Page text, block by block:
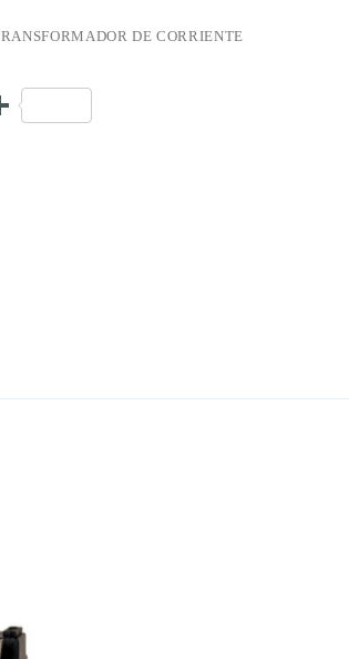
DE CORRIENTE
C